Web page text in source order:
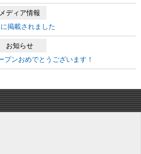
メディア情報
掲載されました
お知らせ
ンおめでとうございます！